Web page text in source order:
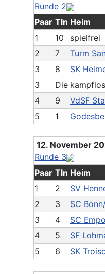
Runde 2
Paar Tln Heim
1
10 spielfrei
2
7 Turm
3
8 SK
3
Die
4
9 VdSF
5
1
12. November
Runde 3
Paar Tln Heim
1
2 SV
2
3 SC
3
4 SC
4
5 SF
5
6 SK